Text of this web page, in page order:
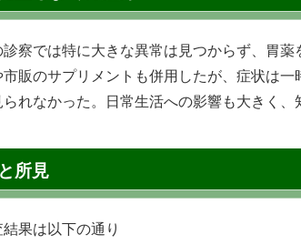
察では特に大きな異常は見つからず、胃薬
販のサプリメントも併用したが、症状は
れなかった。日常生活への影響も大きく、
所見
果は以下の通り